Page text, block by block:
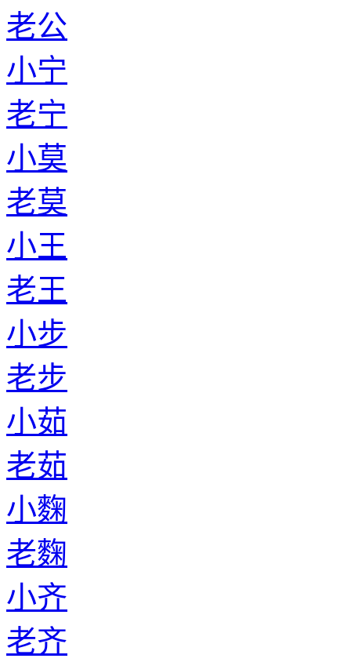
老公
小宁
老宁
小莫
老莫
小王
老王
小步
老步
小茹
老茹
小麴
老麴
小齐
老齐